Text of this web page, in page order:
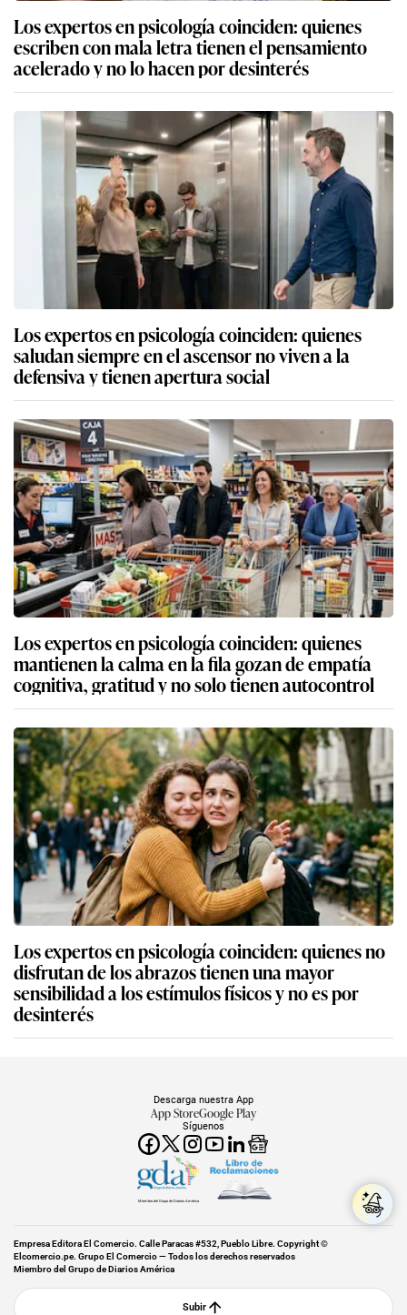
Los expertos en psicología coinciden: quienes
escriben con mala letra tienen el pensamiento
acelerado y no lo hacen por desinterés
Los expertos en psicología coinciden: quienes
saludan siempre en el ascensor no viven a la
defensiva y tienen apertura social
Los expertos en psicología coinciden: quienes
mantienen la calma en la fila gozan de empatía
cognitiva, gratitud y no solo tienen autocontrol
Los expertos en psicología coinciden: quienes no
disfrutan de los abrazos tienen una mayor
sensibilidad a los estímulos físicos y no es por
desinterés
Síguenos
Descarga nuestra App
App StoreGoogle Play
Miembro del Grupo de Diarios América
Empresa Editora El Comercio. Calle Paracas #532, Pueblo Libre. Copyright ©
Elcomercio.pe. Grupo El Comercio — Todos los derechos reservados
Miembro del Grupo de Diarios América
Subir